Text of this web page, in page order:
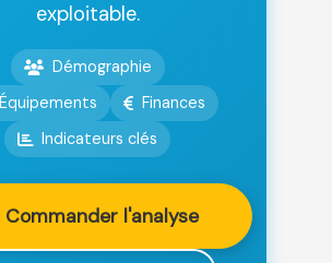
exploitable.
Démographie
Équipements
Finances
Indicateurs clés
Commander l'analyse